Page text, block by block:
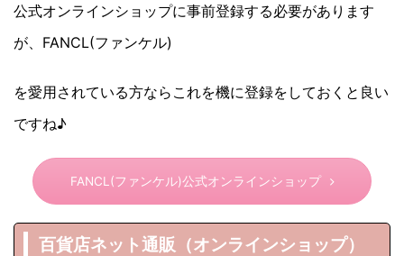
公式オンラインショップに事前登録する必要があります
が、FANCL(ファンケル)
を愛用されている方ならこれを機に登録をしておくと良い
ですね♪
FANCL(ファンケル)公式オンラインショップ
百貨店ネット通販（オンラインショップ）